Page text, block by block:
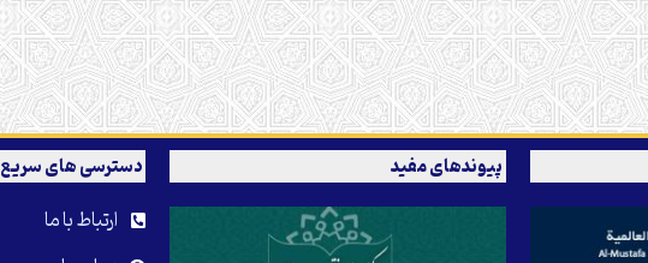
پیوندهای مفید دسترسی های سریع
ارتباط با ما